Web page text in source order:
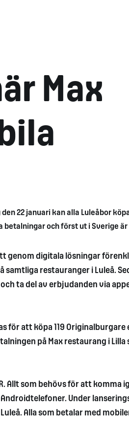
Max
den 22 januari kan alla Luleåbor
betalningar och först ut i Sverige är
genom digitala lösningar
samtliga restauranger i Luleå.
ta del av erbjudanden via
för att köpa 119 Originalburgare
på Max restaurang i Lilla
Allt som behövs för att komma
Under
Alla som betalar med